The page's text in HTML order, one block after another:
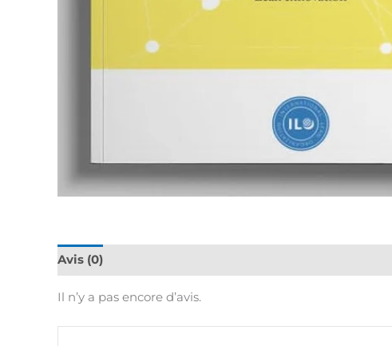
Avis (0)
Il n’y a pas encore d’avis.